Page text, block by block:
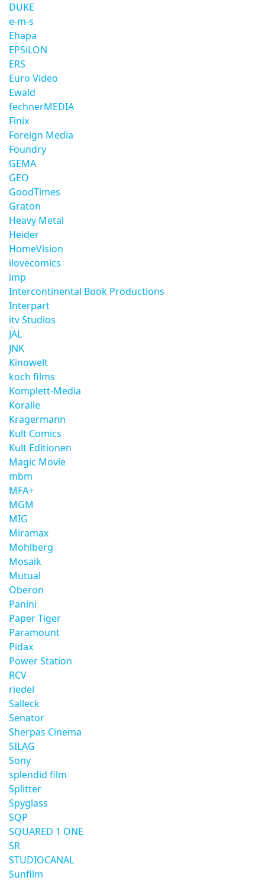
DUKE
e-m-s
Ehapa
EPSiLON
ERS
Euro Video
Ewald
fechnerMEDIA
Finix
Foreign Media
Foundry
GEMA
GEO
GoodTimes
Graton
Heavy Metal
Heider
HomeVision
ilovecomics
imp
Intercontinental Book Productions
Interpart
itv Studios
JAL
JNK
Kinowelt
koch films
Komplett-Media
Koralle
Krägermann
Kult Comics
Kult Editionen
Magic Movie
mbm
MFA+
MGM
MIG
Miramax
Mohlberg
Mosaik
Mutual
Oberon
Panini
Paper Tiger
Paramount
Pidax
Power Station
RCV
riedel
Salleck
Senator
Sherpas Cinema
SILAG
Sony
splendid film
Splitter
Spyglass
SQP
SQUARED 1 ONE
SR
STUDIOCANAL
Sunfilm